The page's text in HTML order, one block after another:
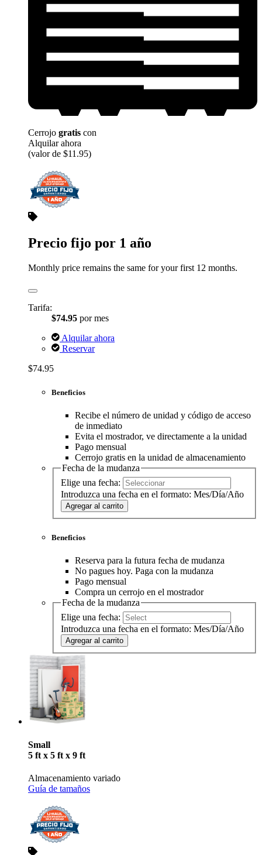
Cerrojo gratis con
Alquilar ahora
(valor de $11.95)
Precio fijo por 1 año
Monthly price remains the same for your first 12 months.
Tarifa:
$74.95 por mes
Alquilar ahora
Reservar
$74.95
Beneficios
Recibe el número de unidad y código de acceso
de inmediato
Evita el mostrador, ve directamente a la unidad
Pago mensual
Cerrojo gratis en la unidad de almacenamiento
Fecha de la mudanza
Elige una fecha:
Introduzca una fecha en el formato: Mes/Día/Año
Agregar al carrito
Beneficios
Reserva para la futura fecha de mudanza
No pagues hoy. Paga con la mudanza
Pago mensual
Compra un cerrojo en el mostrador
Fecha de la mudanza
Elige una fecha:
Introduzca una fecha en el formato: Mes/Día/Año
Agregar al carrito
Small
5 ft x 5 ft x 9 ft
Almacenamiento variado
Guía de tamaños